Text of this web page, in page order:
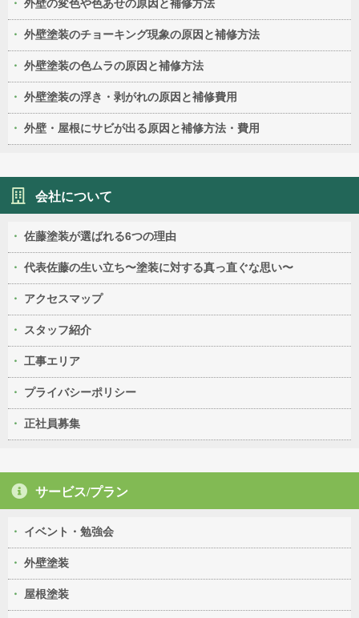
外壁の変色や色あせの原因と補修方法
外壁塗装のチョーキング現象の原因と補修方法
外壁塗装の色ムラの原因と補修方法
外壁塗装の浮き・剥がれの原因と補修費用
外壁・屋根にサビが出る原因と補修方法・費用
会社について
佐藤塗装が選ばれる6つの理由
代表佐藤の生い立ち〜塗装に対する真っ直ぐな思い〜
アクセスマップ
スタッフ紹介
工事エリア
プライバシーポリシー
正社員募集
サービス/プラン
イベント・勉強会
外壁塗装
屋根塗装